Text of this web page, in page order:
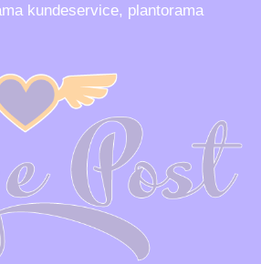
kundeservice, plantorama